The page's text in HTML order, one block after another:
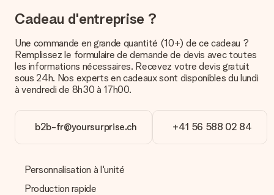
Comment puis-je régler ma commande ?
Nous proposons les formes de paiement suivantes : Paypal,
carte bancaire ou par virement bancaire. Comptez un délai de
3 jours supplémentaires pour la livraison de votre cadeau en
Réception du cadeau
Que puis-je faire si le cadeau ne me convient pas tout à
Nous déplorons le fait que votre cadeau ne vous plaise pas.
Vous pouvez dans ce cas contacter notre service client qui
vous aidera à trouver une solution satisfaisante.
Cadeau d'entreprise ?
Une commande en grande quantité (10+) de ce cadeau ?
Remplissez le formulaire de demande de devis avec toutes
les informations nécessaires. Recevez votre devis gratuit
sous 24h. Nos experts en cadeaux sont disponibles du lundi
à vendredi de 8h30 à 17h00.
b2b-fr@yoursurprise.ch +41 56 588 02 84
Personnalisation à l'unité
Production rapide